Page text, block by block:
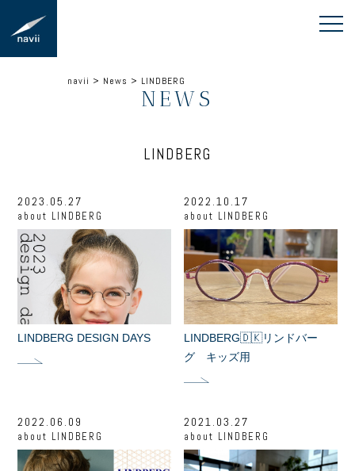
navii > News > LINDBERG
NEWS
LINDBERG
2023.05.27
about LINDBERG
LINDBERG DESIGN DAYS
2022.10.17
about LINDBERG
LINDBERG🇩🇰リンドバー
グ キッズ用
2022.06.09
about LINDBERG
2021.03.27
about LINDBERG